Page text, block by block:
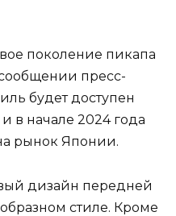
поколение пикапа
пресс-
будет доступен
в начале 2024 года
рынок Японии.
дизайн передней
стиле. Кроме